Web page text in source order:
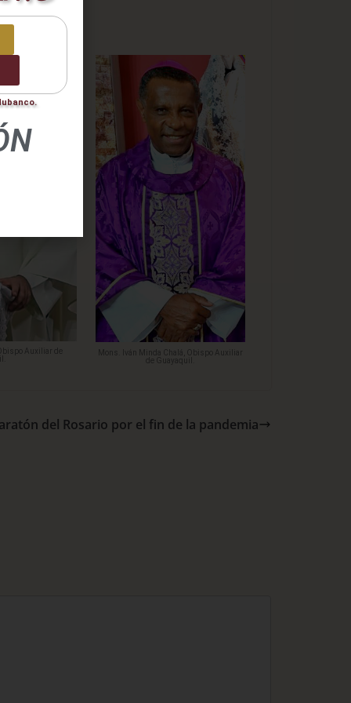
Auxiliar de
Mons. Iván Minda Chalá, Obispo Auxiliar
de Guayaquil.
del Rosario por el fin de la pandemia